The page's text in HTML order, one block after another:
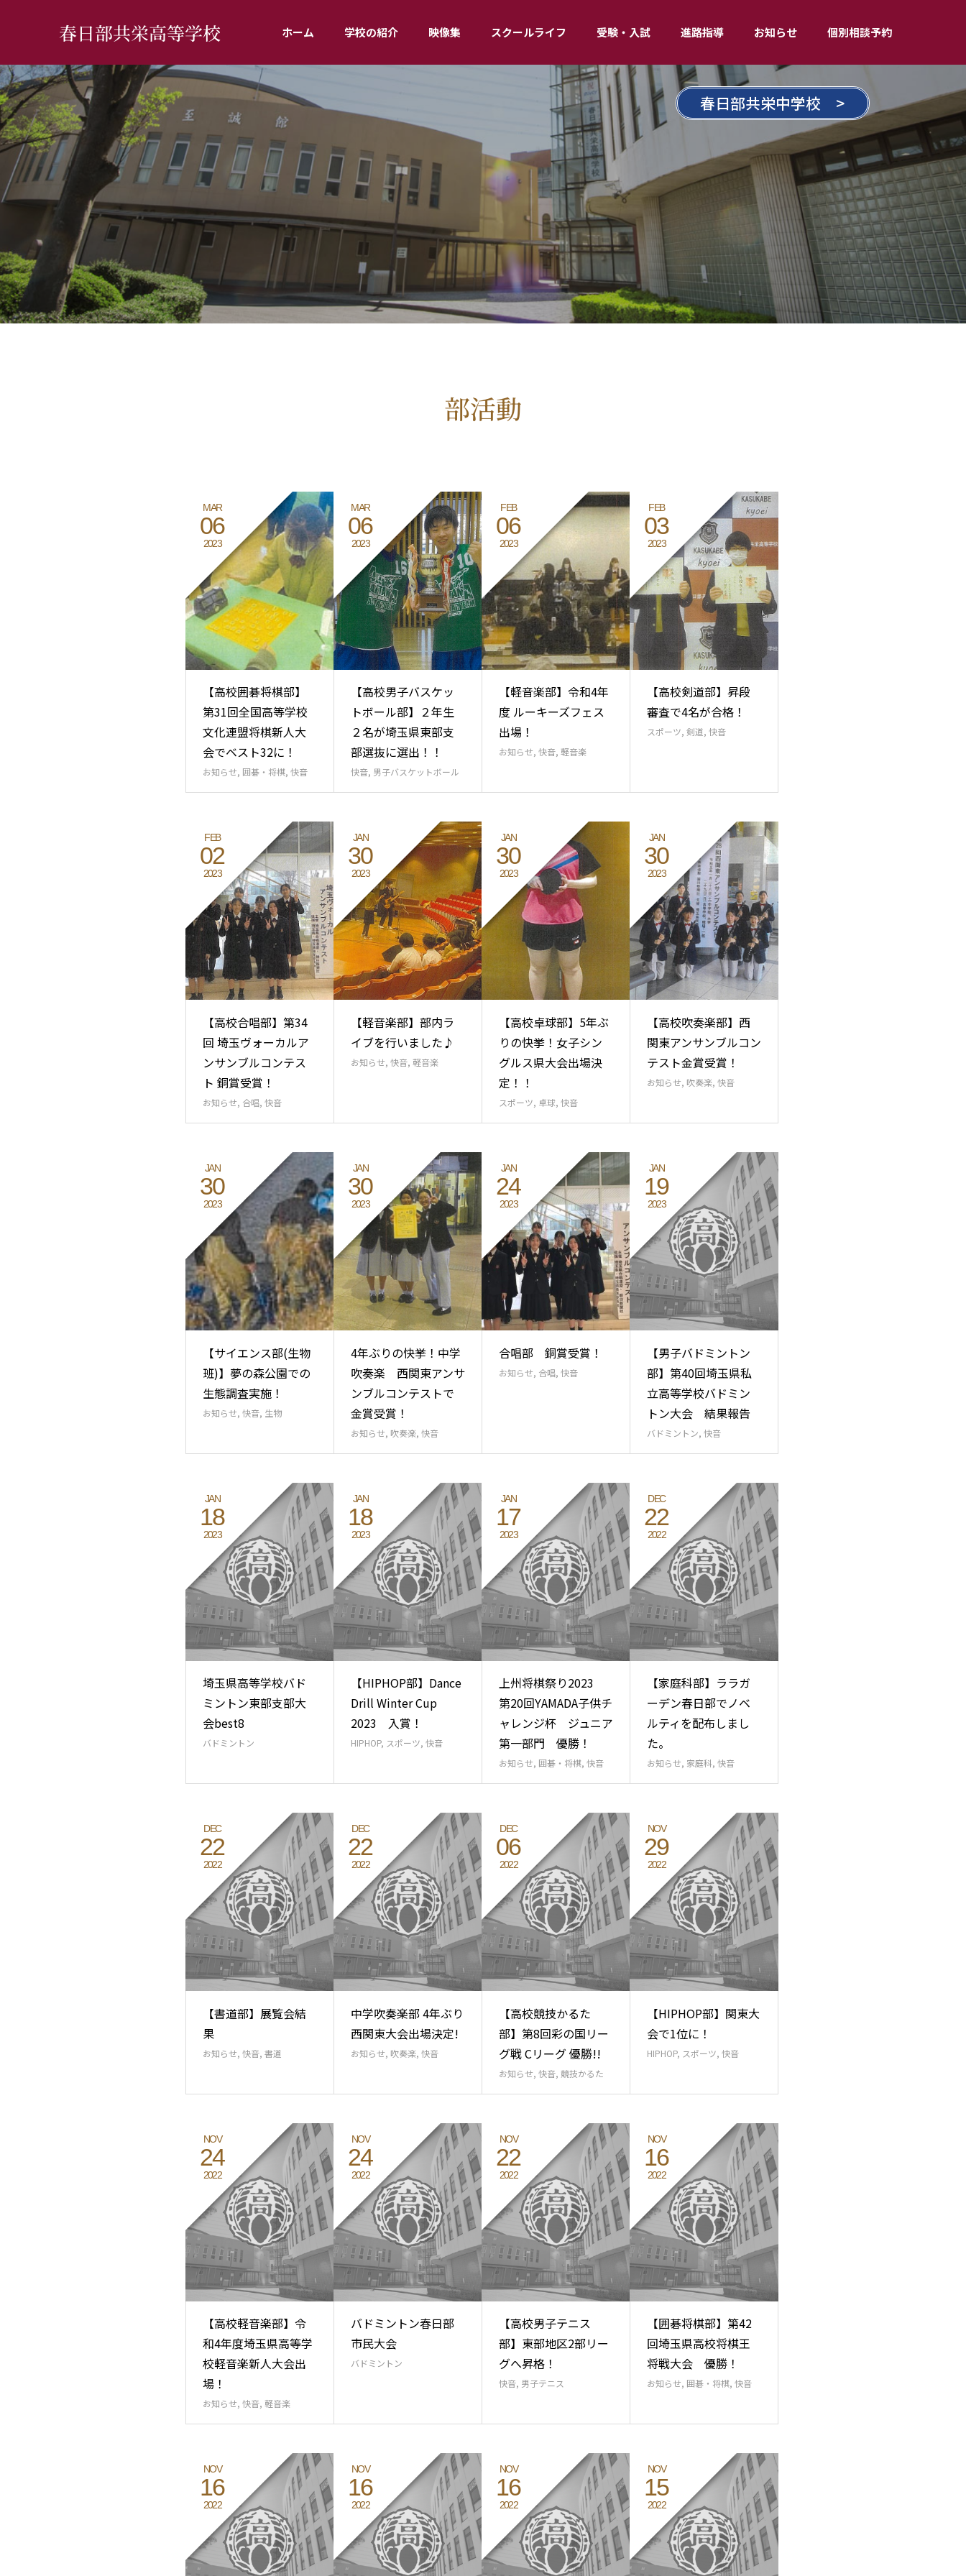
春日部共栄高等学校 ホーム 学校の紹介 映像集 スクールライフ 受験・入試 進路指導 お知らせ 個別相談予約
春日部共栄中学校 >
部活動
MAR
06
2023
【高校囲碁将棋部】
第31回全国高等学校
文化連盟将棋新人大
会でベスト32に！
お知らせ, 囲碁・将棋, 快音
MAR
06
2023
【高校男子バスケッ
トボール部】２年生
２名が埼玉県東部支
部選抜に選出！！
快音, 男子バスケットボール
FEB
06
2023
【軽音楽部】令和4年
度 ルーキーズフェス
出場！
お知らせ, 快音, 軽音楽
FEB
03
2023
【高校剣道部】昇段
審査で4名が合格！
スポーツ, 剣道, 快音
FEB
02
2023
【高校合唱部】第34
回 埼玉ヴォーカルア
ンサンブルコンテス
ト 銅賞受賞！
お知らせ, 合唱, 快音
JAN
30
2023
【軽音楽部】部内ラ
イブを行いました♪
お知らせ, 快音, 軽音楽
JAN
30
2023
【高校卓球部】5年ぶ
りの快挙！女子シン
グルス県大会出場決
定！！
スポーツ, 卓球, 快音
JAN
30
2023
【高校吹奏楽部】西
関東アンサンブルコン
テスト金賞受賞！
お知らせ, 吹奏楽, 快音
JAN
30
2023
【サイエンス部(生物
班)】夢の森公園での
生態調査実施！
お知らせ, 快音, 生物
JAN
30
2023
4年ぶりの快挙！中学
吹奏楽 西関東アンサ
ンブルコンテストで
金賞受賞！
お知らせ, 吹奏楽, 快音
JAN
24
2023
合唱部 銅賞受賞！
お知らせ, 合唱, 快音
JAN
19
2023
【男子バドミントン
部】第40回埼玉県私
立高等学校バドミン
トン大会 結果報告
バドミントン, 快音
JAN
18
2023
埼玉県高等学校バド
ミントン東部支部大
会best8
バドミントン
JAN
18
2023
【HIPHOP部】Dance
Drill Winter Cup
2023 入賞！
HIPHOP, スポーツ, 快音
JAN
17
2023
上州将棋祭り2023
第20回YAMADA子供チ
ャレンジ杯 ジュニア
第一部門 優勝！
お知らせ, 囲碁・将棋, 快音
DEC
22
2022
【家庭科部】ララガ
ーデン春日部でノベ
ルティを配布しまし
た。
お知らせ, 家庭科, 快音
DEC
22
2022
【書道部】展覧会結
果
お知らせ, 快音, 書道
DEC
22
2022
中学吹奏楽部 4年ぶり
西関東大会出場決定!
お知らせ, 吹奏楽, 快音
DEC
06
2022
【高校競技かるた
部】第8回彩の国リー
グ戦 Cリーグ 優勝!!
お知らせ, 快音, 競技かるた
NOV
29
2022
【HIPHOP部】関東大
会で1位に！
HIPHOP, スポーツ, 快音
NOV
24
2022
【高校軽音楽部】令
和4年度埼玉県高等学
校軽音楽新人大会出
場！
お知らせ, 快音, 軽音楽
NOV
24
2022
バドミントン春日部
市民大会
バドミントン
NOV
22
2022
【高校男子テニス
部】東部地区2部リー
グへ昇格！
快音, 男子テニス
NOV
16
2022
【囲碁将棋部】第42
回埼玉県高校将棋王
将戦大会 優勝！
お知らせ, 囲碁・将棋, 快音
NOV
16
2022
NOV
16
2022
NOV
16
2022
NOV
15
2022